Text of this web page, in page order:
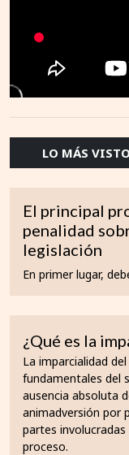
LO MÁS VISTO
El principal
penalidad
legislación
En primer lugar,
¿Qué es la
La imparcialidad
fundamentales del
ausencia absoluta
animadversión por
partes
proceso.